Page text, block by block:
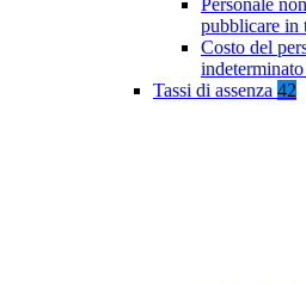
Personale
pubblicare in
Costo del
Tassi di assenza 42